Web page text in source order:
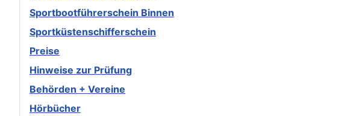
Sportbootführerschein Binnen
Sportküstenschifferschein
Preise
Hinweise zur Prüfung
Behörden + Vereine
Hörbücher